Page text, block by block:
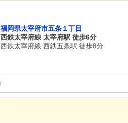
福岡県太宰府市五条１丁目
西鉄太宰府線 太宰府駅 徒歩6分
西鉄太宰府線 西鉄五条駅 徒歩8分